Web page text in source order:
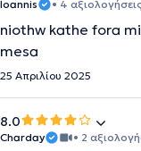
Ioannis • 4 αξιολογήσεις
niothw kathe fora
mesa
25 Απριλίου 2025
8.0
Charday
• 2